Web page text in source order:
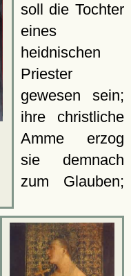
soll die Tochter
eines
heidnischen
Priester
gewesen sein;
ihre christliche
Amme erzog
sie demnach
zum Glauben;